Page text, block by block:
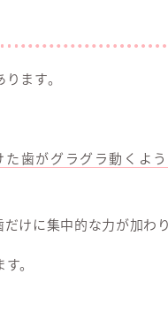
ます。
歯がグラグラ動くよ
けに集中的な力が加わり
。